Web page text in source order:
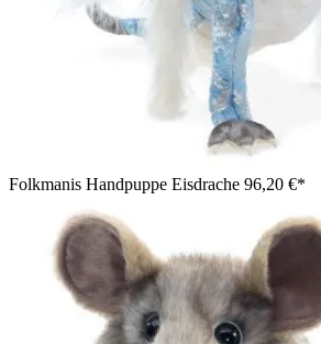
Folkmanis Handpuppe Eisdrache 96,20 €*